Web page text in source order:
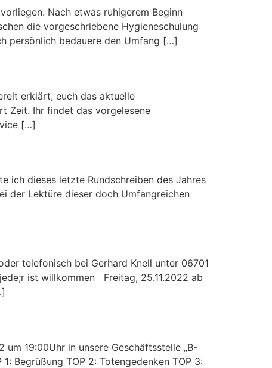
Nach etwas ruhigerem Beginn
die vorgeschriebene Hygieneschulung
persönlich bedauere den Umfang […]
erklärt, euch das aktuelle
Zeit. Ihr findet das vorgelesene
[…]
ich dieses letzte Rundschreiben des Jahres
der Lektüre dieser doch Umfangreichen
telefonisch bei Gerhard Knell unter 06701
ist willkommen Freitag, 25.11.2022 ab
19:00Uhr in unsere Geschäftsstelle „B-
Begrüßung TOP 2: Totengedenken TOP 3: